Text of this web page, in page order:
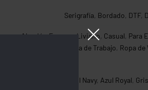
Serigrafía Bordado DTF,
Algodón Fresco y Liviano Casual Para
Ropa de Trabajo Ropa de
Azul Navy, Azul Royal Gris